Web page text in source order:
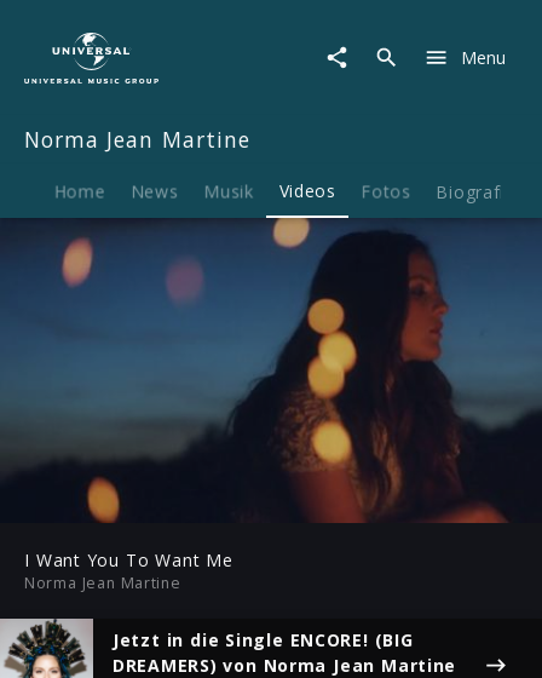
You
Menu
Norma Jean Martine
Home News Musik Videos Fotos Biografie
-03:43
Mute
Play
I Want You To Want Me
Norma Jean Martine
Jetzt in die Single ENCORE! (BIG
DREAMERS) von Norma Jean Martine